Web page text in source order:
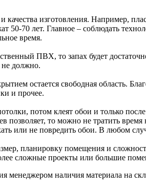
изготовления. Например,
50-70 лет. Главное – соблюдать
время.
ПВХ, то запах будет
не должно.
остается свободная область.
и прочее.
потом клеят обои и только
то можно не тратить
или не повредить обои. В любом
планировку помещения и
сложные проекты или большие
наличия материала на